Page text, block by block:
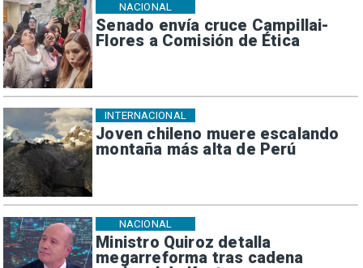
Senado envía cruce Campillai-
Flores a Comisión de Ética
NACIONAL
Joven chileno muere escalando
montaña más alta de Perú
INTERNACIONAL
Ministro Quiroz detalla
megarreforma tras cadena
NACIONAL